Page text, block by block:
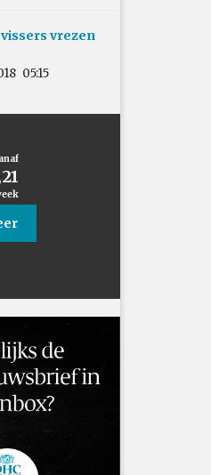
naar de haven.
vrezen
05:15